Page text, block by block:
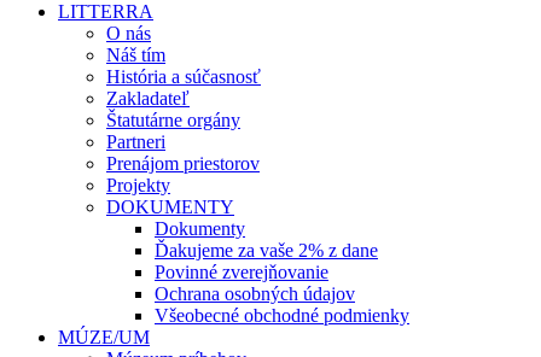
LITTERRA
O nás
Náš tím
História a súčasnosť
Zakladateľ
Štatutárne orgány
Partneri
Prenájom priestorov
Projekty
DOKUMENTY
Dokumenty
Ďakujeme za vaše 2% z dane
Povinné zverejňovanie
Ochrana osobných údajov
Všeobecné obchodné podmienky
MÚZE/UM